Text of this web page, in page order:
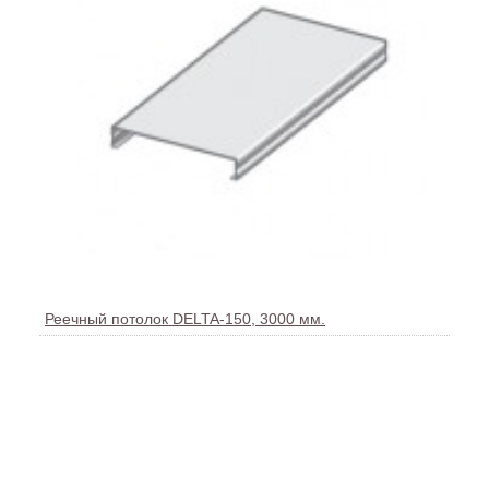
Реечный потолок DELTA-150, 3000 мм.